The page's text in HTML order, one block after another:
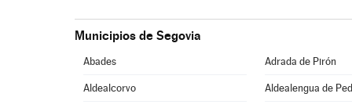
Municipios de Segovia
Abades Adrada de Pirón
Aldealcorvo Aldealengua de